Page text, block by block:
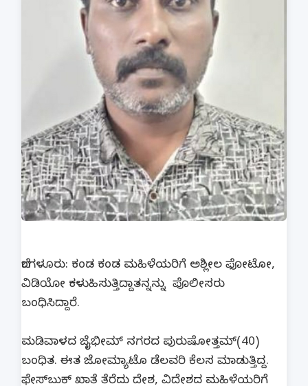
ಬೆಂಗಳೂರು: ಕಂಡ ಕಂಡ ಮಹಿಳೆಯರಿಗೆ ಅಶ್ಲೀಲ ಫೋಟೋ,
ವಿಡಿಯೋ ಕಳುಹಿಸುತ್ತಿದ್ದಾತನ್ನನ್ನು ಪೊಲೀಸರು
ಬಂಧಿಸಿದ್ದಾರೆ.
ಮಡಿವಾಳದ ಜೈಭೀಮ್​ ನಗರದ ಪುರುಷೋತ್ತಮ್​(40)
ಬಂಧಿತ. ಈತ ಜೋಮ್ಯಾಟೊ ಡೆಲವರಿ ಕೆಲಸ ಮಾಡುತ್ತಿದ್ದ.
ಫೇಸ್​ಬುಕ್​ ಖಾತೆ ತೆರೆದು ದೇಶ, ವಿದೇಶದ ಮಹಿಳೆಯರಿಗೆ